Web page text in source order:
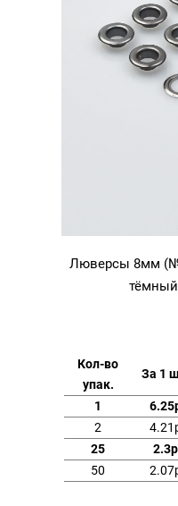
Люверсы 8мм
Кол-во
упак.
За 1
1
2
25
2.3р
50